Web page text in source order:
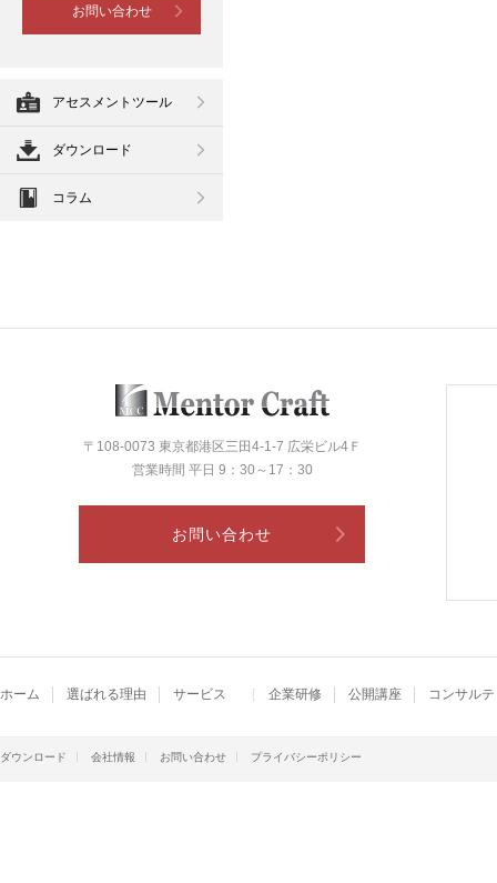
お問い合わせ
アセスメントツール
ダウンロード
コラム
〒108-0073 東京都港区三田4-1-7 広栄ビル4Ｆ
営業時間 平日 9：30～17：30
お問い合わせ
ホーム 選ばれる理由 サービス 企業研修 公開講座 コンサル
ダウンロード 会社情報 お問い合わせ プライバシーポリシー